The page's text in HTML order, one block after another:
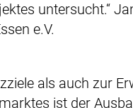
untersucht.“
e.V.
als auch zur
ist der